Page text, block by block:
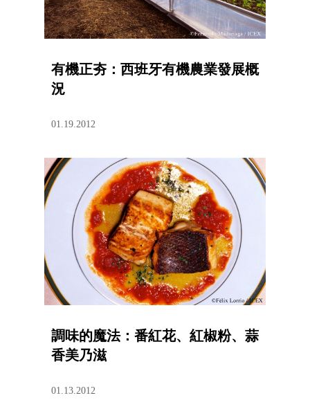
有機正夯：西班牙有機農業發展概
況
01.19.2012
調味的魔法：番紅花、紅椒粉、蒜
香美乃滋
01.13.2012